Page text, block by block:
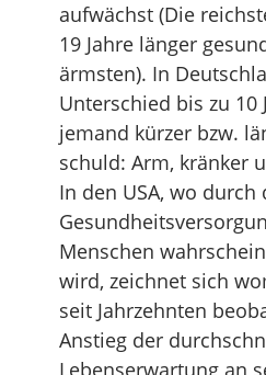
aufwächst (Die
19 Jahre länger
ärmsten). In
Unterschied bis zu 10
jemand kürzer bzw.
schuld: Arm, kränker
In den USA, wo
Menschen
wird, zeichnet sich
seit Jahrzehnten
Anstieg der
Lebenserwartung an